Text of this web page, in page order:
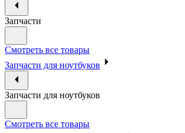
Запчасти
Смотреть все товары
Запчасти для ноутбуков
Запчасти для ноутбуков
Смотреть все товары